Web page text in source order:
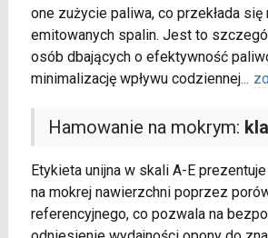
one zużycie paliwa, co przekłada
emitowanych spalin. Jest to
osób dbających o efektywność
minimalizację wpływu codziennej...
Hamowanie na mokrym:
Etykieta unijna w skali A-E
na mokrej nawierzchni poprzez
referencyjnego, co pozwala na